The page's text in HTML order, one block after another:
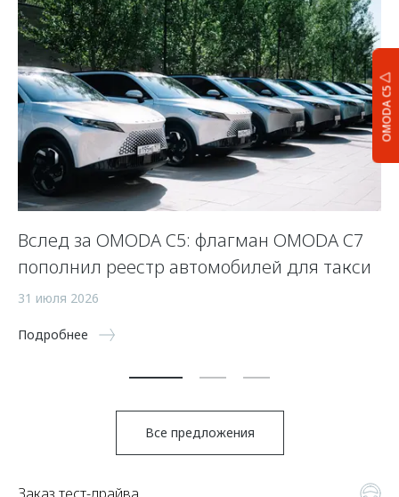
OMODA C5
Вслед за OMODA C5: флагман OMODA C7
пополнил реестр автомобилей для такси
31 июля 2026
Подробнее
Все предложения